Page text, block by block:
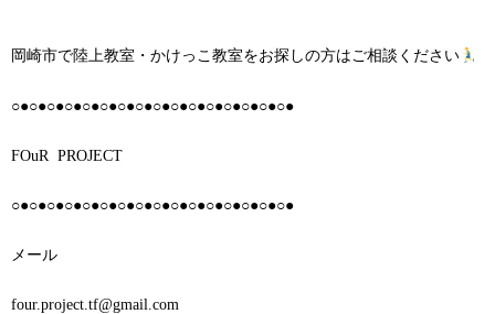
岡崎市で陸上教室・かけっこ教室をお探しの方はご相談ください
○●○●○●○●○●○●○●○●○●○●○●○●○●○●○●○●
FOuR PROJECT
○●○●○●○●○●○●○●○●○●○●○●○●○●○●○●○●
メール
four.project.tf@gmail.com